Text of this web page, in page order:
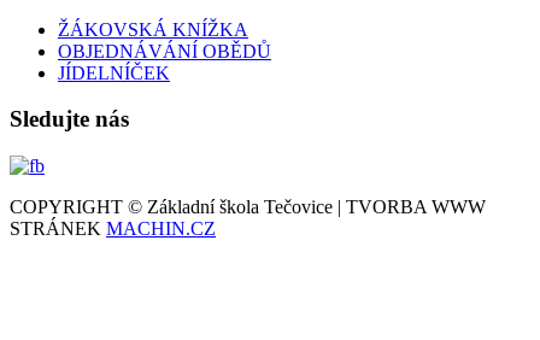
ŽÁKOVSKÁ KNÍŽKA
OBJEDNÁVÁNÍ OBĚDŮ
JÍDELNÍČEK
Sledujte nás
COPYRIGHT © Základní škola Tečovice | TVORBA WWW
STRÁNEK MACHIN.CZ